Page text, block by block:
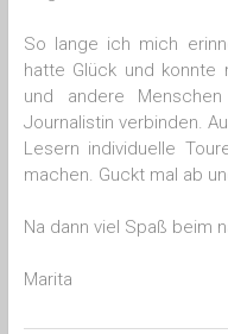
So lange ich mich
hatte Glück und konnte
und andere
Journalistin verbinden.
Lesern individuelle
machen. Guckt mal ab
Na dann viel Spaß beim
Marita